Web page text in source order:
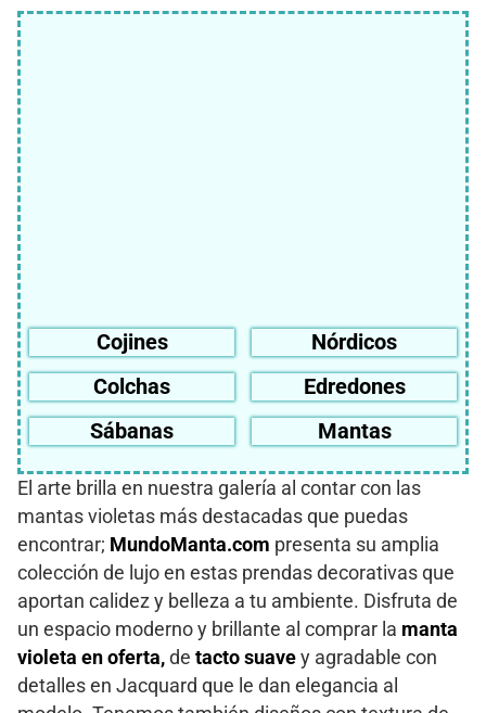
Cojines
Nórdicos
Colchas
Edredones
Sábanas
Mantas
El arte brilla en nuestra galería al contar con las
mantas violetas más destacadas que puedas
encontrar; MundoManta.com presenta su amplia
colección de lujo en estas prendas decorativas que
aportan calidez y belleza a tu ambiente. Disfruta de
un espacio moderno y brillante al comprar la manta
violeta en oferta, de tacto suave y agradable con
detalles en Jacquard que le dan elegancia al